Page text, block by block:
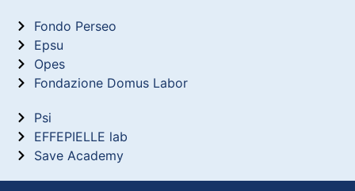
Fondo Perseo
Epsu
Opes
Fondazione Domus Labor
Psi
EFFEPIELLE lab
Save Academy